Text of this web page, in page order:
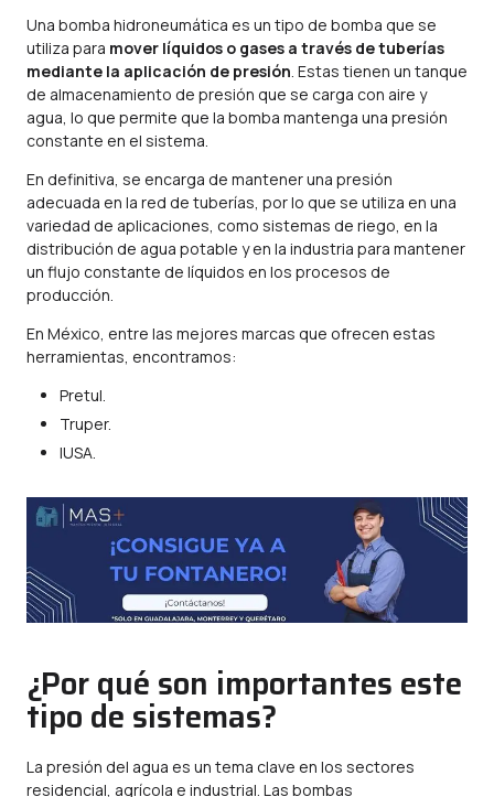
Una bomba hidroneumática es un tipo de bomba que se
utiliza para mover líquidos o gases a través de tuberías
mediante la aplicación de presión. Estas tienen un tanque
de almacenamiento de presión que se carga con aire y
agua, lo que permite que la bomba mantenga una presión
constante en el sistema.
En definitiva, se encarga de mantener una presión
adecuada en la red de tuberías, por lo que se utiliza en una
variedad de aplicaciones, como sistemas de riego, en la
distribución de agua potable y en la industria para mantener
un flujo constante de líquidos en los procesos de
producción.
En México, entre las mejores marcas que ofrecen estas
herramientas, encontramos:
Pretul.
Truper.
IUSA.
¿Por qué son importantes este
tipo de sistemas?
La presión del agua es un tema clave en los sectores
residencial, agrícola e industrial. Las bombas